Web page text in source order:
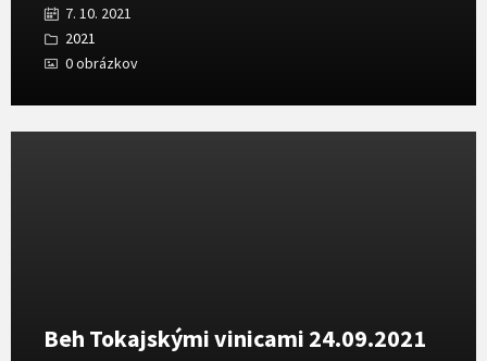
7. 10. 2021
2021
0 obrázkov
Beh Tokajskými vinicami 24.09.2021